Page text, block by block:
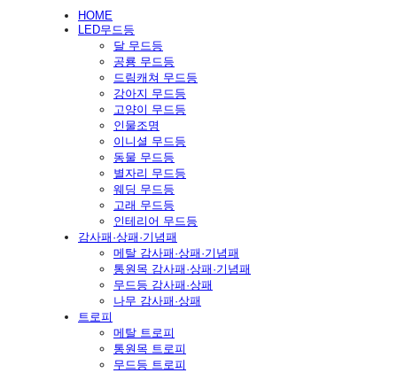
HOME
LED무드등
달 무드등
공룡 무드등
드림캐쳐 무드등
강아지 무드등
고양이 무드등
인물조명
이니셜 무드등
동물 무드등
별자리 무드등
웨딩 무드등
고래 무드등
인테리어 무드등
감사패·상패·기념패
메탈 감사패·상패·기념패
통원목 감사패·상패·기념패
무드등 감사패·상패
나무 감사패·상패
트로피
메탈 트로피
통원목 트로피
무드등 트로피